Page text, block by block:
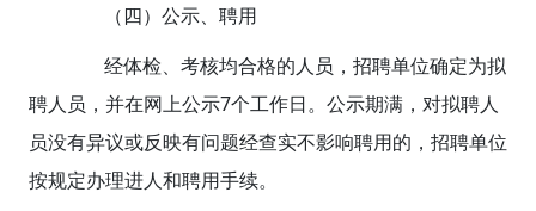
（四）公示、聘用
经体检、考核均合格的人员，招聘单位确定为拟
聘人员，并在网上公示7个工作日。公示期满，对拟聘人
员没有异议或反映有问题经查实不影响聘用的，招聘单位
按规定办理进人和聘用手续。